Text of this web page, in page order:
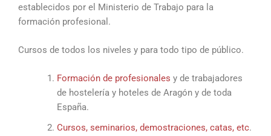
establecidos por el Ministerio de Trabajo para la
formación profesional.
Cursos de todos los niveles y para todo tipo de público.
Formación de profesionales y de trabajadores
de hostelería y hoteles de Aragón y de toda
España.
Cursos, seminarios, demostraciones, catas, etc.